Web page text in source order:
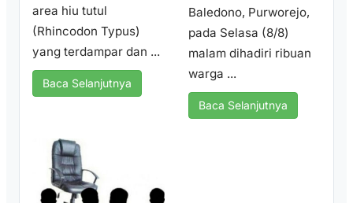
area hiu tutul
(Rhincodon Typus)
yang terdampar dan ...
Baca Selanjutnya
Baledono, Purworejo,
pada Selasa (8/8)
malam dihadiri ribuan
warga ...
Baca Selanjutnya